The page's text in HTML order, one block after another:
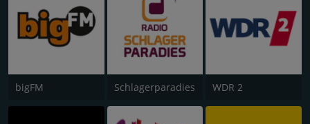
bigFM Schlagerparadies WDR 2